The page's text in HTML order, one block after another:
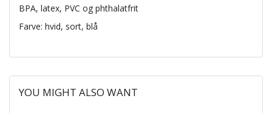
BPA, latex, PVC og phthalatfrit
Farve: hvid, sort, blå
YOU MIGHT ALSO WANT